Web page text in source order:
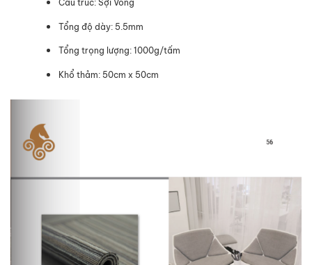
Cấu trúc: Sợi Vòng
Tổng độ dày: 5.5mm
Tổng trọng lượng: 1000g/tấm
Khổ thảm: 50cm x 50cm